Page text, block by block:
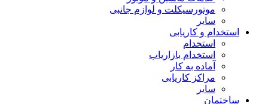
موتورسیکلت و لوازم جانبی
سایر
استخدام و کاریابی
استخدام
استخدام بازاریاب
آماده به کار
مراکز کاریابی
سایر
ساختمان